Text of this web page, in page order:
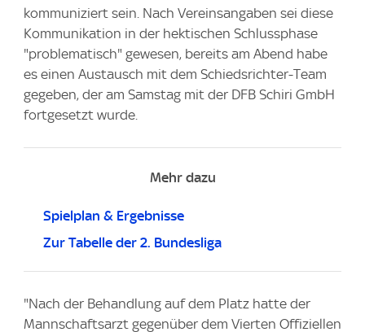
kommuniziert sein. Nach Vereinsangaben sei diese
Kommunikation in der hektischen Schlussphase
"problematisch" gewesen, bereits am Abend habe
es einen Austausch mit dem Schiedsrichter-Team
gegeben, der am Samstag mit der DFB Schiri GmbH
fortgesetzt wurde.
Mehr dazu
Spielplan & Ergebnisse
Zur Tabelle der 2. Bundesliga
"Nach der Behandlung auf dem Platz hatte der
Mannschaftsarzt gegenüber dem Vierten Offiziellen